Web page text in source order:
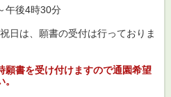
午後4時30分
は、願書の受付は行っておりま
願書を受け付けますので通園希望